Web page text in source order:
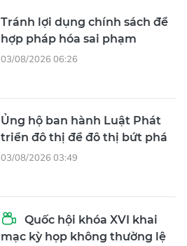
Tránh lợi dụng chính sách để
hợp pháp hóa sai phạm
03/08/2026 06:26
Ủng hộ ban hành Luật Phát
triển đô thị để đô thị bứt phá
03/08/2026 03:49
Quốc hội khóa XVI khai
mạc kỳ họp không thường lệ